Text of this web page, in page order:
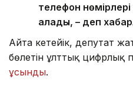
телефон
алады, – деп
Айта кетейік, депутат
бөлетін ұлттық цифрлық
ұсынды.